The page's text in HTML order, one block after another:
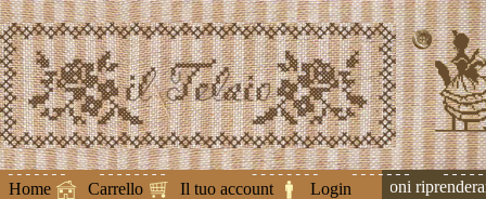
Home Carrello Il tuo account Login
Attenzione ! Le spedizioni